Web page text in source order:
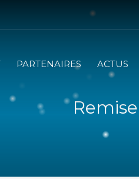
PARTENAIRES ACTUS